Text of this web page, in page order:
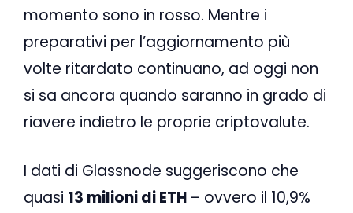
momento sono in rosso. Mentre i
preparativi per l’aggiornamento più
volte ritardato continuano, ad oggi non
si sa ancora quando saranno in grado di
riavere indietro le proprie criptovalute.
I dati di Glassnode suggeriscono che
quasi 13 milioni di ETH – ovvero il 10,9%